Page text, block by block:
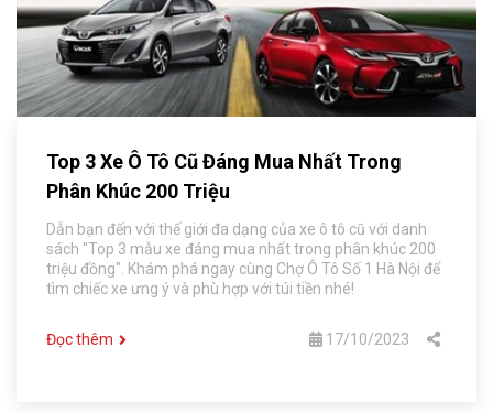
Top 3 Xe Ô Tô Cũ Đáng Mua Nhất Trong
Phân Khúc 200 Triệu
Dẫn bạn đến với thế giới đa dạng của xe ô tô cũ với danh
sách "Top 3 mẫu xe đáng mua nhất trong phân khúc 200
triệu đồng". Khám phá ngay cùng Chợ Ô Tô Số 1 Hà Nội để
tìm chiếc xe ưng ý và phù hợp với túi tiền nhé!
Đọc thêm 17/10/2023